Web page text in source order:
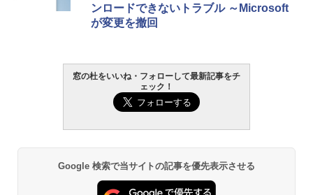
ンロードできないトラブル ～Microsoft
が変更を撤回
窓の杜をいいね・フォローして最新記事をチ
ェック！
Google 検索で当サイトの記事を優先表示させる